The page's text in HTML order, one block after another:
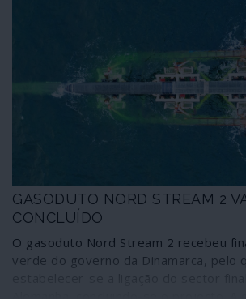
GASODUTO NORD STREAM 2
CONCLUÍDO
O gasoduto Nord Stream 2 recebeu
verde do governo da Dinamarca, pelo